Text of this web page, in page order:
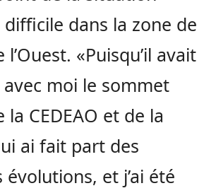
dans la zone de
l’Ouest. «Puisqu’il avait
moi le sommet
CEDEAO et de la
ai fait part des
et j’ai été